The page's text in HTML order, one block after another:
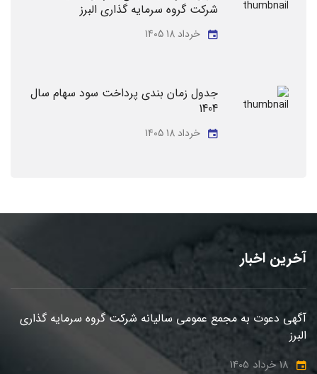
شرکت گروه سرمایه گذاری البرز
خرداد 18 1405
جدول زمان بندی پرداخت سود سهام سال
1404
خرداد 18 1405
آخرین اخبار
آگهی دعوت به مجمع عمومی سالیانه شرکت گروه سرمایه گذاری
البرز
18 خرداد 1405